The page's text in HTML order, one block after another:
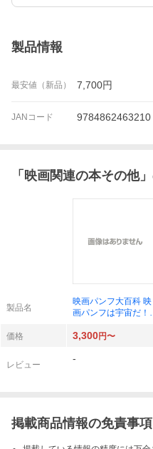
製品情報
最安値（新品） 7,700円
JANコード 9784862463210
「 映画関連の本その他
製品名
映画パンフ大百科 映
画パンフは宇宙だ！
価格 3,300円〜
レビュー
-
掲載商品情報の免責事